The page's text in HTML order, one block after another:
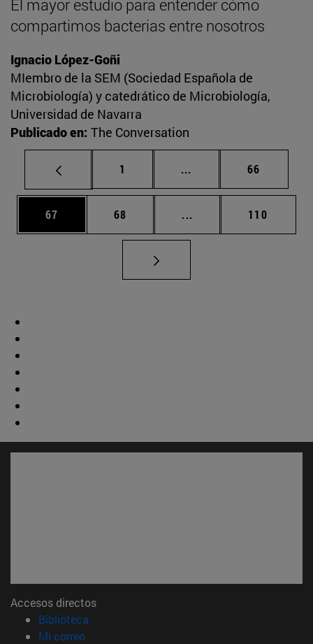
El mayor estudio para entender cómo
compartimos bacterias entre nosotros
Ignacio López-Goñi
MIembro de la SEM (Sociedad Española de
Microbiología) y catedrático de Microbiología,
Universidad de Navarra
Publicado en: The Conversation
Página
1 ... Páginas intermedias
Página
66
Página
67 Página
68 ... Páginas intermedias
Página
110
Accesos directos
Biblioteca
Mi correo(abre en nueva ventana)